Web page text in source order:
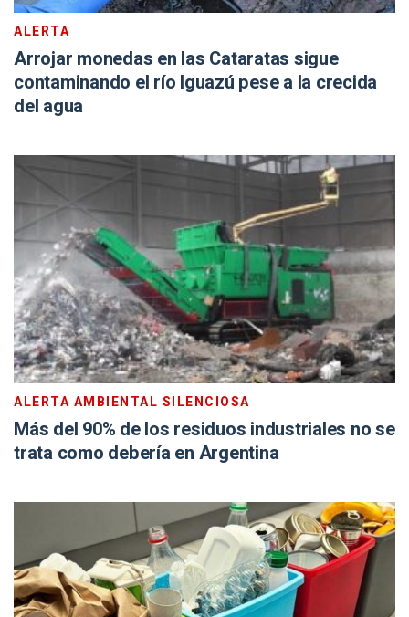
ALERTA
Arrojar monedas en las Cataratas sigue
contaminando el río Iguazú pese a la crecida
del agua
ALERTA AMBIENTAL SILENCIOSA
Más del 90% de los residuos industriales no se
trata como debería en Argentina